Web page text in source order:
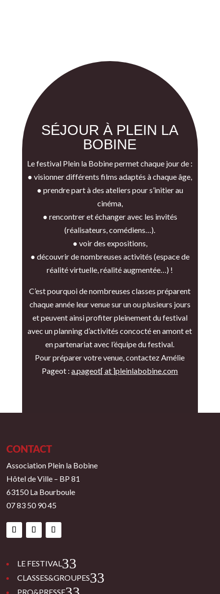
SÉJOUR À PLEIN LA
BOBINE
Le festival Plein la Bobine permet chaque jour de :
● visionner différents films adaptés à chaque âge,
● prendre part à des ateliers pour s’initier au
cinéma,
● rencontrer et échanger avec les invités
(réalisateurs, comédiens…).
● voir des expositions,
● découvrir de nombreuses activités (espace de
réalité virtuelle, réalité augmentée…) !
C’est pourquoi de nombreuses classes préparent
chaque année leur venue sur un ou plusieurs jours
et peuvent ainsi profiter pleinement du festival
avec un planning d’activités concocté en amont et
en partenariat avec l’équipe du festival.
Pour préparer votre venue, contactez Amélie
Pageot :a.pageot[ at ]pleinlabobine.com
CONTACT
Association Plein la Bobine
Hôtel de Ville – BP 81
63150 La Bourboule
07 83 50 90 45
LE FESTIVAL 3
CLASSES&GROUPES 3
PRO&PRESSE